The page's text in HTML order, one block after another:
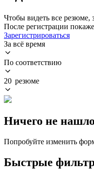
Чтобы видеть все резюме,
После регистрации
Зарегистрироваться
За всё время
По соответствию
20 резюме
Ничего не
Попробуйте изменить
Быстрые